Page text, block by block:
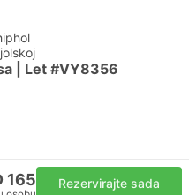
| Let #VY8356
165 Rezervirajte sada